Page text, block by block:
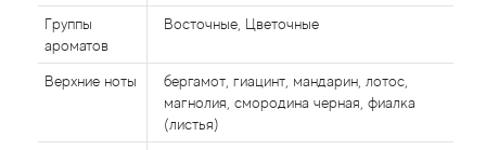
Группы
ароматов
Восточные, Цветочные
Верхние ноты
бергамот, гиацинт, мандарин, лотос,
магнолия, смородина черная, фиалка
(листья)
Alexandre J
Alfred Dunhill